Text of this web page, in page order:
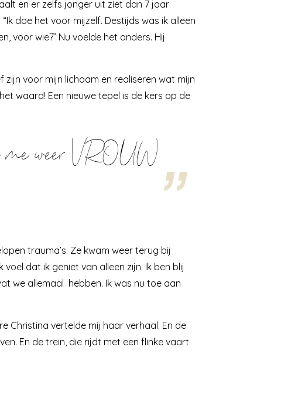
en er zelfs jonger uit ziet dan 7 jaar
doe het voor mijzelf. Destijds was ik alleen
voor wie?” Nu voelde het anders. Hij
voor mijn lichaam en realiseren wat mijn
waard! Een nieuwe tepel is de kers op de
me weer VROUW
trauma’s. Ze kwam weer terug bij
dat ik geniet van alleen zijn. Ik ben blij
we allemaal hebben. Ik was nu toe aan
Christina vertelde mij haar verhaal. En de
En de trein, die rijdt met een flinke vaart